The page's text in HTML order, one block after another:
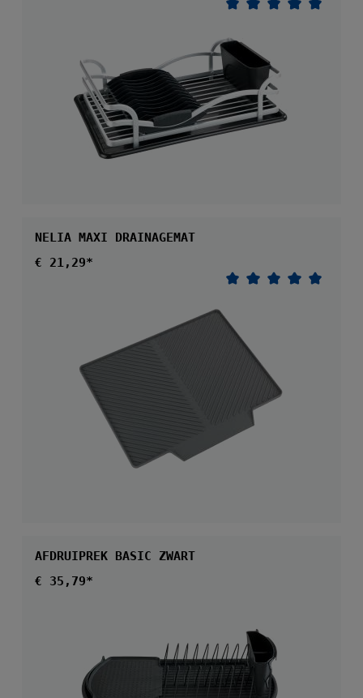
NELIA MAXI DRAINAGEMAT
Normale prijs:
€ 21,29*
AFDRUIPREK BASIC ZWART
Normale prijs:
€ 35,79*